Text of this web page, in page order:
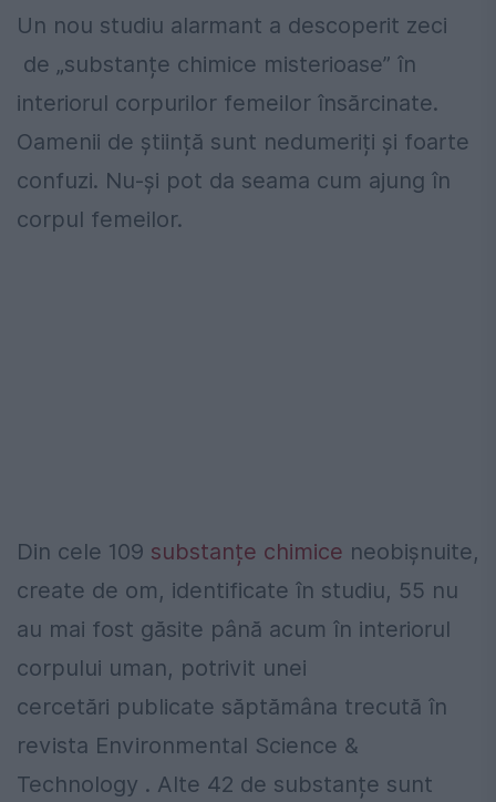
Un nou studiu alarmant a descoperit zeci
de „substanțe chimice misterioase” în
interiorul corpurilor femeilor însărcinate.
Oamenii de știință sunt nedumeriți și foarte
confuzi. Nu-şi pot da seama cum ajung în
corpul femeilor.
Din cele 109 substanțe chimice neobișnuite,
create de om, identificate în studiu, 55 nu
au mai fost găsite până acum în interiorul
corpului uman, potrivit unei
cercetări publicate săptămâna trecută în
revista Environmental Science &
Technology . Alte 42 de substanțe sunt